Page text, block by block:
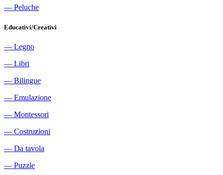
― Peluche
Educativi/Creativi
― Legno
― Libri
― Bilingue
― Emulazione
― Montessori
― Costruzioni
― Da tavola
― Puzzle